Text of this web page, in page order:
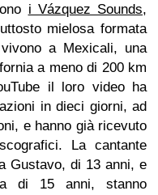
i Vázquez Sounds,
mielosa formata
a Mexicali, una
a meno di 200 km
il loro video ha
in dieci giorni, ad
e hanno già ricevuto
La cantante
Gustavo, di 13 anni, e
di 15 anni, stanno